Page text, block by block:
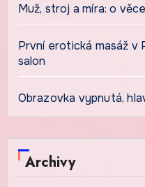
Muž, stroj a míra: o
První erotická masáž v
salon
Obrazovka vypnutá,
Archivy